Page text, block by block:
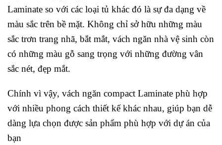
Laminate so với các loại tủ khác đó là sự đa dạng về
màu sắc trên bề mặt. Không chỉ sở hữu những màu
sắc trơn trang nhã, bắt mắt, vách ngăn nhà vệ sinh còn
có những màu gỗ sang trọng với những đường vân
sắc nét, đẹp mắt.
Chính vì vậy, vách ngăn compact Laminate phù hợp
với nhiều phong cách thiết kế khác nhau, giúp bạn dễ
dàng lựa chọn được sản phẩm phù hợp với dự án của
bạn